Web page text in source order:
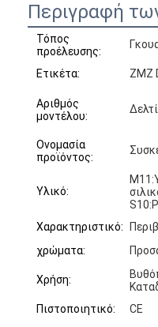
Περιγραφή
Τόπος
προέλευσης:
Ετικέτα: ZMZ
Αριθμός
μοντέλου:
Ονομασία
προϊόντος:
Υλικό:
Χαρακτηριστικό:
χρώματα:
Χρήση:
Πιστοποιητικό:
CE